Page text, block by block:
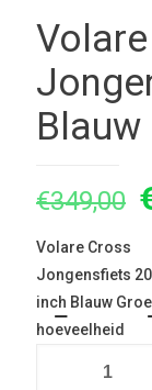
Blauw
€349,00
Volare Cross
Jongensfiets 20
inch Blauw
hoeveelheid